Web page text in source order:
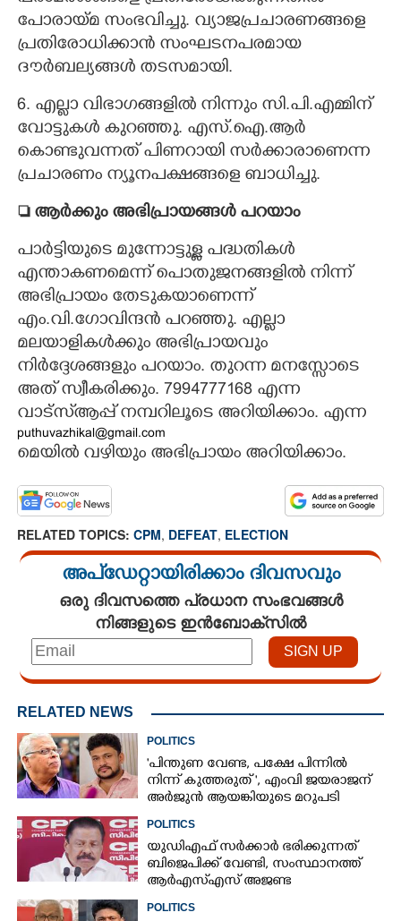
പോരായ്മ സംഭവിച്ചു. വ്യാജപ്രചാരണങ്ങളെ
പ്രതിരോധിക്കാൻ സംഘടനപരമായ
ദൗർബല്യങ്ങൾ തടസമായി.
6. എല്ലാ വിഭാഗങ്ങളിൽ നിന്നും സി.പി.എമ്മിന്
വോട്ടുകൾ കുറഞ്ഞു. എസ്.ഐ.ആർ
കൊണ്ടുവന്നത് പിണറായി സർക്കാരാണെന്ന
പ്രചാരണം ന്യൂനപക്ഷങ്ങളെ ബാധിച്ചു.
 ആർക്കും അഭിപ്രായങ്ങൾ പറയാം
പാർട്ടിയുടെ മുന്നോട്ടുള്ള പദ്ധതികൾ
എന്താകണമെന്ന് പൊതുജനങ്ങളിൽ നിന്ന്
അഭിപ്രായം തേടുകയാണെന്ന്
എം.വി.ഗോവിന്ദൻ പറഞ്ഞു. എല്ലാ
മലയാളികൾക്കും അഭിപ്രായവും
നിർദ്ദേശങ്ങളും പറയാം. തുറന്ന മനസ്സോടെ
അത് സ്വീകരിക്കും. 7994777168 എന്ന
വാട്സ്ആപ്പ് നമ്പറിലൂടെ അറിയിക്കാം.
puthuvazhikal@gmail.com
എന്ന
മെയിൽ വഴിയും അഭിപ്രായം അറിയിക്കാം.
RELATED TOPICS: CPM, DEFEAT, ELECTION
അപ്ഡേറ്റായിരിക്കാം ദിവസവും
ഒരു ദിവസത്തെ പ്രധാന സംഭവങ്ങൾ
നിങ്ങളുടെ ഇൻബോക്സിൽ
RELATED NEWS
POLITICS
"പിന്തുണ വേണ്ട,​ പക്ഷേ പിന്നിൽ
നിന്ന് കുത്തരുത് ", എംവി ജയരാജന്
അർജുൻ ആയങ്കിയുടെ മറുപടി
POLITICS
യുഡിഎഫ് സർക്കാർ ഭരിക്കുന്നത്
ബിജെപിക്ക് വേണ്ടി,​ സംസ്ഥാനത്ത്
ആർഎസ്എസ് അജണ്ട
POLITICS